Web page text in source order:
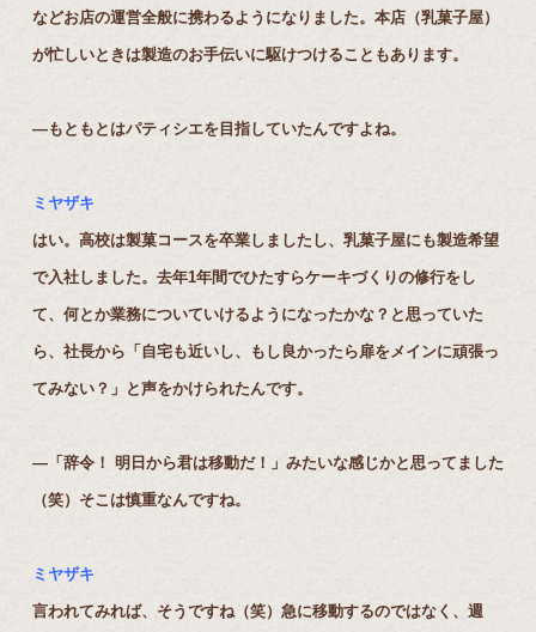
などお店の運営全般に携わるようになりました。本店（乳菓子屋）
が忙しいときは製造のお手伝いに駆けつけることもあります。
―もともとはパティシエを目指していたんですよね。
ミヤザキ
はい。高校は製菓コースを卒業しましたし、乳菓子屋にも製造希望
で入社しました。去年1年間でひたすらケーキづくりの修行をし
て、何とか業務についていけるようになったかな？と思っていた
ら、社長から「自宅も近いし、もし良かったら扉をメインに頑張っ
てみない？」と声をかけられたんです。
―「辞令！ 明日から君は移動だ！」みたいな感じかと思ってました
（笑）そこは慎重なんですね。
ミヤザキ
言われてみれば、そうですね（笑）急に移動するのではなく、週